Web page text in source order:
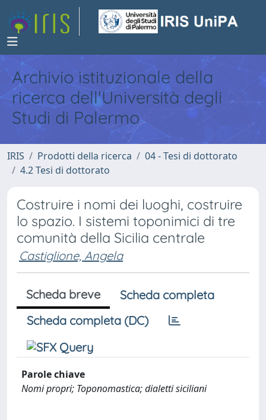
Archivio istituzionale della
ricerca dell'Università degli
Studi di Palermo
IRIS Prodotti della ricerca
04 - Tesi di dottorato
4.2 Tesi di dottorato
Costruire i nomi dei luoghi, costruire
lo spazio. I sistemi toponimici di tre
comunità della Sicilia centrale
Castiglione, Angela
Scheda breve
Scheda completa
Scheda completa (DC)
Parole chiave
Nomi propri; Toponomastica; dialetti siciliani